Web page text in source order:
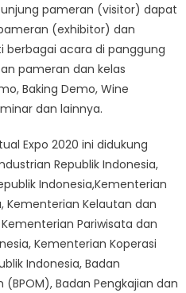
pameran (visitor) dapat
(exhibitor) dan
acara di panggung
pameran dan kelas
Baking Demo, Wine
dan lainnya.
Expo 2020 ini didukung
Republik Indonesia,
Indonesia,Kementerian
Kementerian Kelautan dan
Pariwisata dan
Kementerian Koperasi
Indonesia, Badan
Badan Pengkajian dan